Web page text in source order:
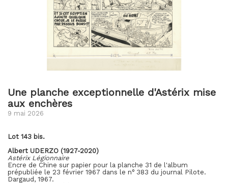
Une planche exceptionnelle d'Astérix mise
aux enchères
9 mai 2026
Lot 143 bis.
Albert UDERZO (1927-2020)
Astérix Légionnaire
Encre de Chine sur papier pour la planche 31 de l'album
prépubliée le 23 février 1967 dans le n° 383 du journal Pilote.
Dargaud, 1967.